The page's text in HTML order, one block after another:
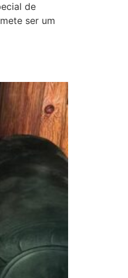
de
ser um